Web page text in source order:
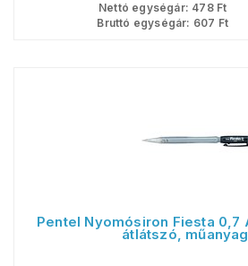
Nettó egységár: 478Ft
Bruttó egységár: 607 Ft
Pentel Nyomósiron Fiesta 0,7
átlátszó,